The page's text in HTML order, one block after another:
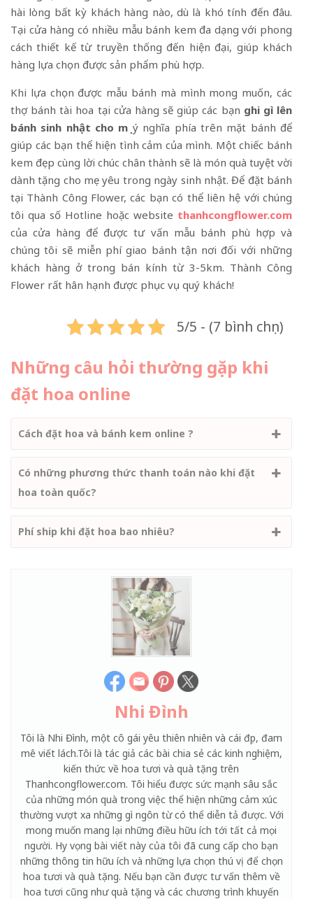
hài lòng bất kỳ khách hàng nào, dù là khó tính đến đâu.
Tại cửa hàng có nhiều mẫu bánh kem đa dạng với phong
cách thiết kế từ truyền thống đến hiện đại, giúp khách
hàng lựa chọn được sản phẩm phù hợp.
Khi lựa chọn được mẫu bánh mà mình mong muốn, các
thợ bánh tài hoa tại cửa hàng sẽ giúp các bạn ghi gì lên
bánh sinh nhật cho mẹ ý nghĩa phía trên mặt bánh để
giúp các bạn thể hiện tình cảm của mình. Một chiếc bánh
kem đẹp cùng lời chúc chân thành sẽ là món quà tuyệt vời
dành tặng cho mẹ yêu trong ngày sinh nhật. Để đặt bánh
tại Thành Công Flower, các bạn có thể liên hệ với chúng
tôi qua số Hotline hoặc website thanhcongflower.com
của cửa hàng để được tư vấn mẫu bánh phù hợp và
chúng tôi sẽ miễn phí giao bánh tận nơi đối với những
khách hàng ở trong bán kính từ 3-5km. Thành Công
Flower rất hân hạnh được phục vụ quý khách!
5/5 - (7 bình chọn)
Những câu hỏi thường gặp khi
đặt hoa online
Cách đặt hoa và bánh kem online ?
Có những phương thức thanh toán nào khi đặt
hoa toàn quốc?
Phí ship khi đặt hoa bao nhiêu?
Nhi Đình
Tôi là Nhi Đình, một cô gái yêu thiên nhiên và cái đẹp, đam
mê viết lách.Tôi là tác giả các bài chia sẻ các kinh nghiệm,
kiến thức về hoa tươi và quà tặng trên
Thanhcongflower.com. Tôi hiểu được sức mạnh sâu sắc
của những món quà trong việc thể hiện những cảm xúc
thường vượt xa những gì ngôn từ có thể diễn tả được. Với
mong muốn mang lại những điều hữu ích tới tất cả mọi
người. Hy vọng bài viết này của tôi đã cung cấp cho bạn
những thông tin hữu ích và những lựa chọn thú vị để chọn
hoa tươi và quà tặng. Nếu bạn cần được tư vấn thêm về
hoa tươi cũng như quà tặng và các chương trình khuyến